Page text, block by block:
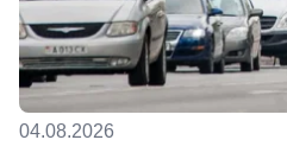
04.08.2026